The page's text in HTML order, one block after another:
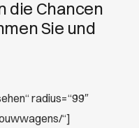
die Chancen
Sie und
radius=“99″
“]